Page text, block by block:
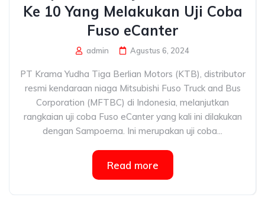
Ke 10 Yang Melakukan Uji Coba
Fuso eCanter
admin Agustus 6, 2024
PT Krama Yudha Tiga Berlian Motors (KTB), distributor
resmi kendaraan niaga Mitsubishi Fuso Truck and Bus
Corporation (MFTBC) di Indonesia, melanjutkan
rangkaian uji coba Fuso eCanter yang kali ini dilakukan
dengan Sampoerna. Ini merupakan uji coba...
Read more